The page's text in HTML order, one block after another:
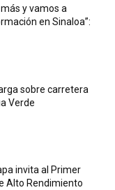
y vamos a
en Sinaloa”:
sobre carretera
Verde
invita al Primer
Alto Rendimiento